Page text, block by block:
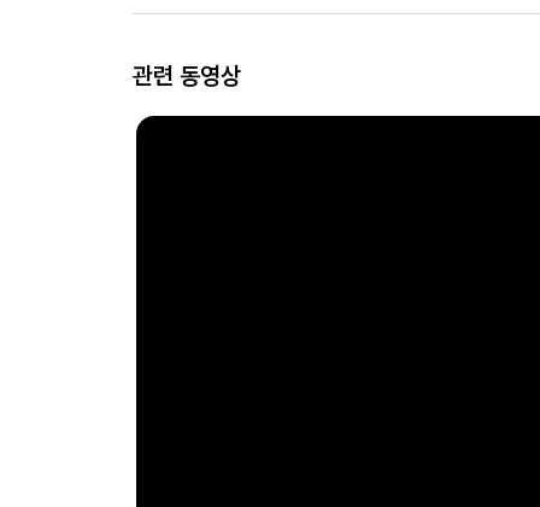
관련 동영상